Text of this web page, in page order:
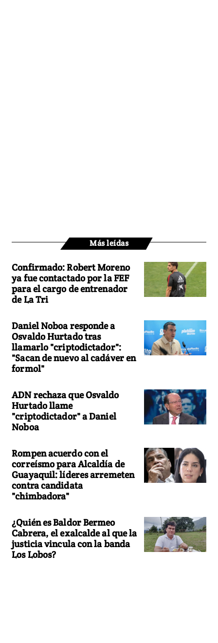
Más leídas
Confirmado: Robert Moreno
ya fue contactado por la FEF
para el cargo de entrenador
de La Tri
Daniel Noboa responde a
Osvaldo Hurtado tras
llamarlo "criptodictador":
"Sacan de nuevo al cadáver en
formol"
ADN rechaza que Osvaldo
Hurtado llame
"criptodictador" a Daniel
Noboa
Rompen acuerdo con el
correísmo para Alcaldía de
Guayaquil: líderes arremeten
contra candidata
"chimbadora"
¿Quién es Baldor Bermeo
Cabrera, el exalcalde al que la
justicia vincula con la banda
Los Lobos?